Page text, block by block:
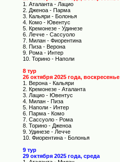
1. Аталанта - Лацио
2. Дженоа - Парма
3. Кальяри - Болонья
4. Комо - Ювентус
5. Кремонезе - Удинезе
6. Лечче - Сассуоло
7. Милан - Фиорентина
8. Пиза - Верона
9. Рома - Интер
10. Торино - Наполи
8 тур
26 октября 2025 года, воскресенье
1. Верона - Кальяри
2. Кремонезе - Аталанта
3. Лацио - Ювентус
4. Милан - Пиза
5. Наполи - Интер
6. Парма - Комо
7. Сассуоло - Рома
8. Торино - Дженоа
9. Удинезе - Лечче
10. Фиорентина - Болонья
9 тур
29 октября 2025 года, среда